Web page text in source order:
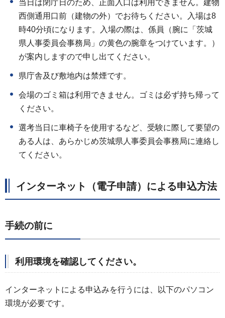
当日は閉庁日のため、正面入口は利用できません。建物
西側通用口前（建物の外）でお待ちください。入場は8
時40分頃になります。入場の際は、係員（腕に「茨城
県人事委員会事務局」の黄色の腕章をつけています。）
が案内しますので申し出てください。
県庁舎及び敷地内は禁煙です。
会場のゴミ箱は利用できません。ゴミは必ず持ち帰って
ください。
選考当日に車椅子を使用するなど、受験に際して要望の
ある人は、あらかじめ茨城県人事委員会事務局に連絡し
てください。
インターネット（電子申請）による申込方法
手続の前に
利用環境を確認してください。
インターネットによる申込みを行うには、以下のパソコン
環境が必要です。